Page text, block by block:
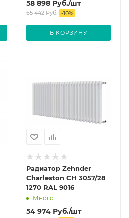
58 898Руб./шт
65 442Руб. -10%
В КОРЗИНУ
Радиатор Zehnder
Charleston CH 3057/28
1270 RAL 9016
Много
54 974Руб./шт